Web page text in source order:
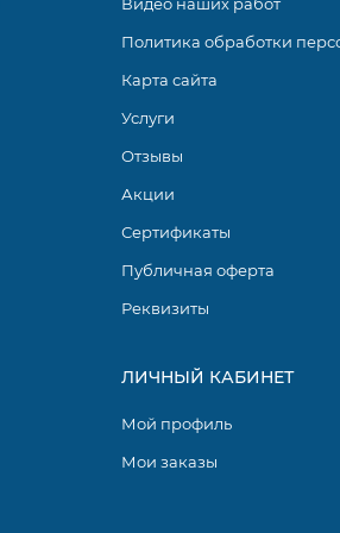
Политика обработки
Карта сайта
Услуги
Отзывы
Акции
Сертификаты
Публичная оферта
Реквизиты
ЛИЧНЫЙ КАБИНЕТ
Мой профиль
Мои заказы